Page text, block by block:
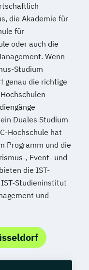
die Akademie für
für
oder auch die
Wenn
Studium
genau die richtige
Duales Studium
Hochschule hat
Programm und die
, Event- und
die IST-
Studieninstitut
und